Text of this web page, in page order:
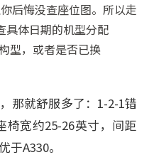
后悔没查座位图。所以走
具体日期的机型分配
型，或者是否已换
那就舒服多了：1-2-1错
椅宽约25-26英寸，间距
A330。